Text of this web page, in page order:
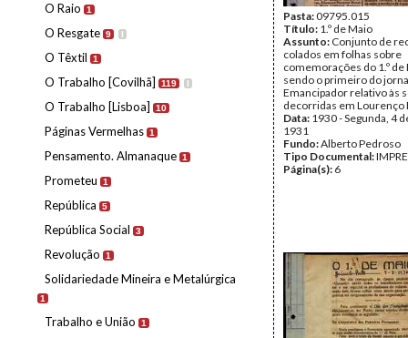
O Raio 1
O Resgate 9 I
O Têxtil 1
O Trabalho [Covilhã] 119 I
O Trabalho [Lisboa] 10
Páginas Vermelhas 1
Pensamento. Almanaque 1
Prometeu 1
República 5
República Social 3
Revolução 1
Solidariedade Mineira e Metalúrgica
1
Trabalho e União 1
Pasta:09795.015
Título: 1.º de Maio
Assunto: Conjunto de
colados em folhas sobre
comemorações do 1.º de
sendo o primeiro do
Emancipador relativo às
decorridas em Lourenço
Data: 1930 - Segunda, 4
1931
Fundo:Alberto Pedroso
Tipo Documental:
Página(s): 6